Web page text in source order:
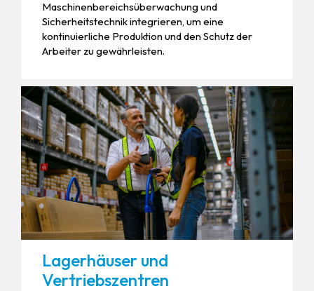
Maschinenbereichsüberwachung und
Sicherheitstechnik integrieren, um eine
kontinuierliche Produktion und den Schutz der
Arbeiter zu gewährleisten.
Lagerhäuser und
Vertriebszentren